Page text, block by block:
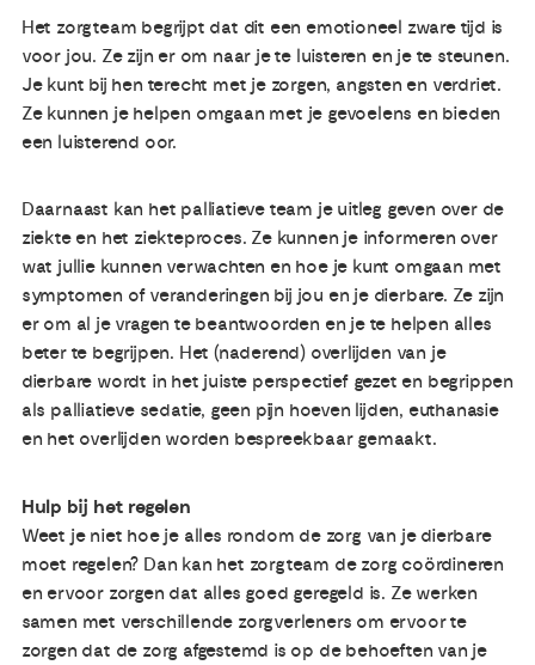
Het zorgteam begrijpt dat dit een emotioneel zware tijd is
voor jou. Ze zijn er om naar je te luisteren en je te steunen.
Je kunt bij hen terecht met je zorgen, angsten en verdriet.
Ze kunnen je helpen omgaan met je gevoelens en bieden
een luisterend oor.
Daarnaast kan het palliatieve team je uitleg geven over de
ziekte en het ziekteproces. Ze kunnen je informeren over
wat jullie kunnen verwachten en hoe je kunt omgaan met
symptomen of veranderingen bij jou en je dierbare. Ze zijn
er om al je vragen te beantwoorden en je te helpen alles
beter te begrijpen. Het (naderend) overlijden van je
dierbare wordt in het juiste perspectief gezet en begrippen
als palliatieve sedatie, geen pijn hoeven lijden, euthanasie
en het overlijden worden bespreekbaar gemaakt.
Hulp bij het regelen
Weet je niet hoe je alles rondom de zorg van je dierbare
moet regelen? Dan kan het zorgteam de zorg coördineren
en ervoor zorgen dat alles goed geregeld is. Ze werken
samen met verschillende zorgverleners om ervoor te
zorgen dat de zorg afgestemd is op de behoeften van je